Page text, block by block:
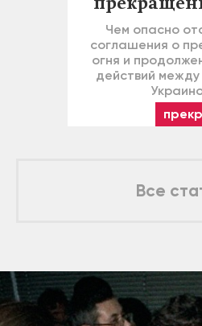
Чем опасно
соглашения о
огня и
действий между
Все